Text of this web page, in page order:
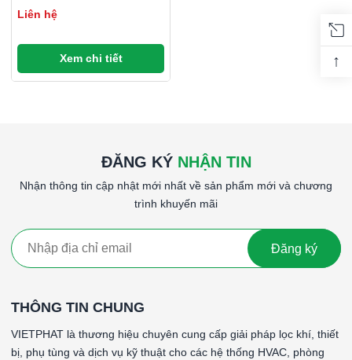
Liên hệ
Xem chi tiết
ĐĂNG KÝ NHẬN TIN
Nhận thông tin cập nhật mới nhất về sản phẩm mới và chương
trình khuyến mãi
Đăng ký
THÔNG TIN CHUNG
VIETPHAT là thương hiệu chuyên cung cấp giải pháp lọc khí, thiết
bị, phụ tùng và dịch vụ kỹ thuật cho các hệ thống HVAC, phòng
↑